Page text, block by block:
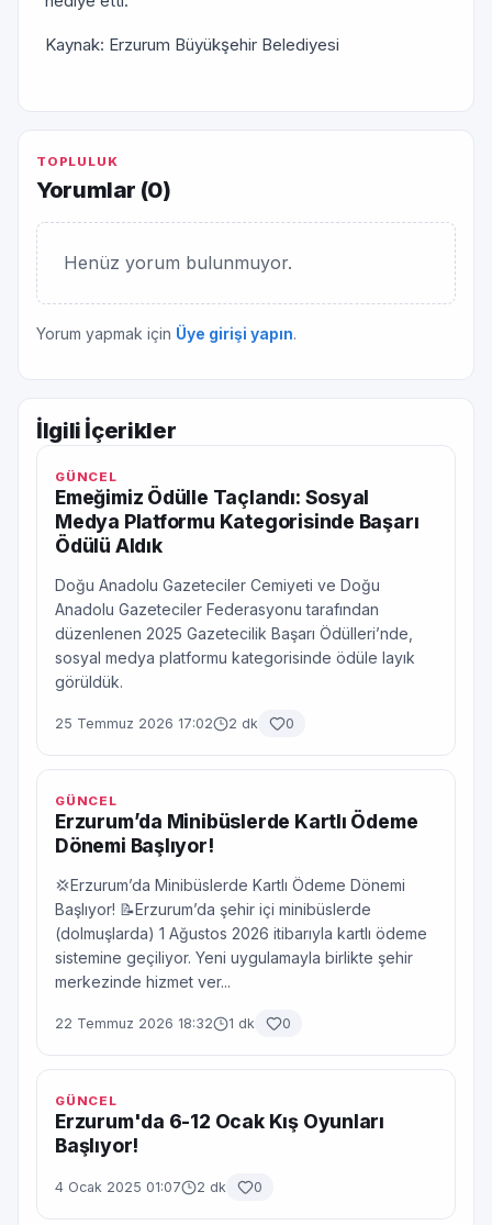
Kaynak: Erzurum Büyükşehir Belediyesi
TOPLULUK
Yorumlar (0)
Henüz yorum bulunmuyor.
Yorum yapmak için Üye girişi yapın.
İlgili İçerikler
GÜNCEL
Emeğimiz Ödülle Taçlandı: Sosyal
Medya Platformu Kategorisinde Başarı
Ödülü Aldık
Doğu Anadolu Gazeteciler Cemiyeti ve Doğu
Anadolu Gazeteciler Federasyonu tarafından
düzenlenen 2025 Gazetecilik Başarı Ödülleri’nde,
sosyal medya platformu kategorisinde ödüle layık
görüldük.
25 Temmuz 2026 17:02 2 dk 0
GÜNCEL
Erzurum’da Minibüslerde Kartlı Ödeme
Dönemi Başlıyor!
💢Erzurum’da Minibüslerde Kartlı Ödeme Dönemi
Başlıyor! 📝Erzurum’da şehir içi minibüslerde
(dolmuşlarda) 1 Ağustos 2026 itibarıyla kartlı ödeme
sistemine geçiliyor. Yeni uygulamayla birlikte şehir
merkezinde hizmet ver...
22 Temmuz 2026 18:32 1 dk 0
GÜNCEL
Erzurum'da 6-12 Ocak Kış Oyunları
Başlıyor!
4 Ocak 2025 01:07 2 dk 0